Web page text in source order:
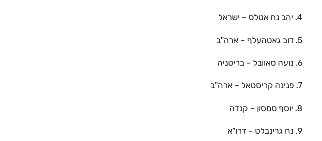
4. יהב נח אטלס – ישראל
5. דוב גאטהעלף – ארה"ב
6. נועה סאוובל – בריטניה
7. פנינה קריסטאל – ארה"ב
8. יוסף סמסון – קנדה
9. נח גרינבלט – דרו"א